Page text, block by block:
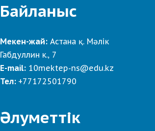
Байланыс
Мекен-жай: Астана қ. Мәлік
Габдуллин к., 7
E-mail: 10mektep-ns@edu.kz
Тел: +77172501790
Әлуметтік